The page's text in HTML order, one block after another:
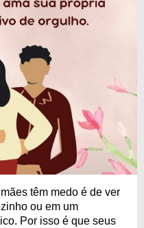
têm medo é de ver
ou em um
Por isso é que seus